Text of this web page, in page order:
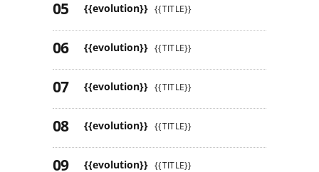
{{evolution}} {{TITLE}}
{{evolution}} {{TITLE}}
{{evolution}} {{TITLE}}
{{evolution}} {{TITLE}}
{{evolution}} {{TITLE}}